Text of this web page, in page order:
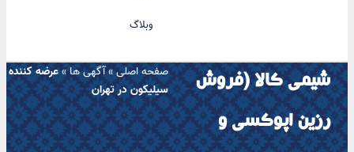
وبلاگ
شیمی کالا (فروش
رزین اپوکسی و
صفحه اصلی»آگهی ها»عرضه کننده
سیلیکون در تهران